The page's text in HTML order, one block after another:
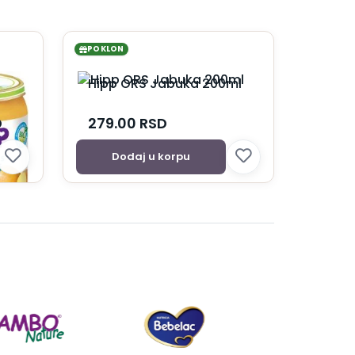
POKLON
Hipp ORS Jabuka 200ml
279.00 RSD
Dodaj u korpu